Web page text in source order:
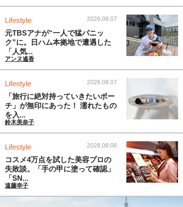
Lifestyle 2026.08.07
元TBSアナが“一人で猛パニッ
ク”に。日ハム本拠地で遭遇した
「人気...
アンヌ遙香
Lifestyle 2026.08.07
「旅行に絶対持っていきたいポー
チ」が無印にあった！ 濡れたもの
を入...
鈴木美奈子
Lifestyle 2026.08.06
コスメ4万点を試した美容プロの
失敗談。「手の甲に塗って確認」
「SN...
遠藤幸子